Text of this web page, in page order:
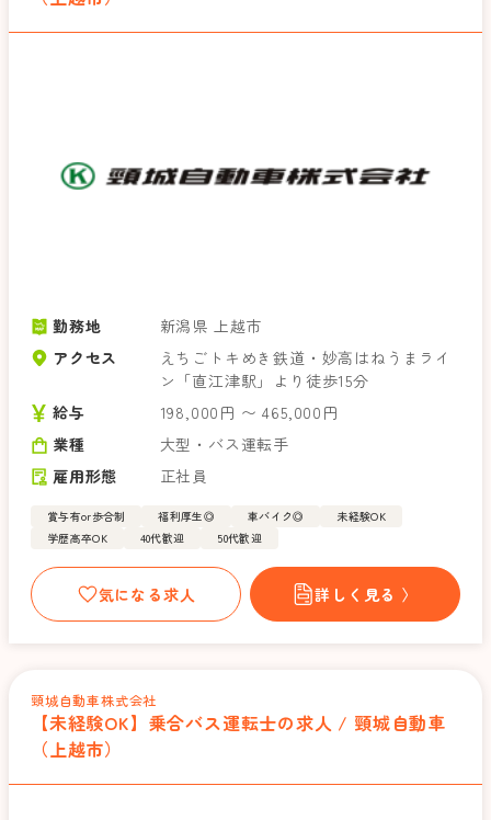
勤務地
新潟県 上越市
アクセス
えちごトキめき鉄道・妙高はねうまライ
ン「直江津駅」より徒歩15分
給与
198,000円 〜 465,000円
業種
大型・バス運転手
雇用形態
正社員
賞与有or歩合制 福利厚生◎ 車バイク◎
未経験OK
学歴高卒OK
40代歓迎 50代歓迎
気になる求人 詳しく見る 〉
頸城自動車株式会社
【未経験OK】乗合バス運転士の求人 / 頸城自動車
（上越市）